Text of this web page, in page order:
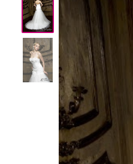
Рестораны с
Профессионалы и услуги